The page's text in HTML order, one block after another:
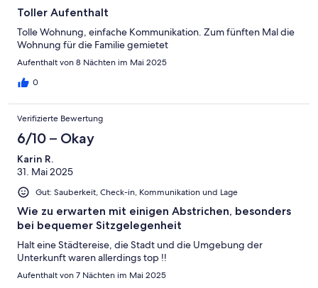
Toller Aufenthalt
Tolle Wohnung, einfache Kommunikation. Zum fünften Mal die
Wohnung für die Familie gemietet
Aufenthalt von 8 Nächten im Mai 2025
0
Verifizierte Bewertung
6/10 – Okay
Karin R.
31. Mai 2025
Gut: Sauberkeit, Check-in, Kommunikation und Lage
Wie zu erwarten mit einigen Abstrichen, besonders
bei bequemer Sitzgelegenheit
Halt eine Städtereise, die Stadt und die Umgebung der
Unterkunft waren allerdings top !!
Aufenthalt von 7 Nächten im Mai 2025